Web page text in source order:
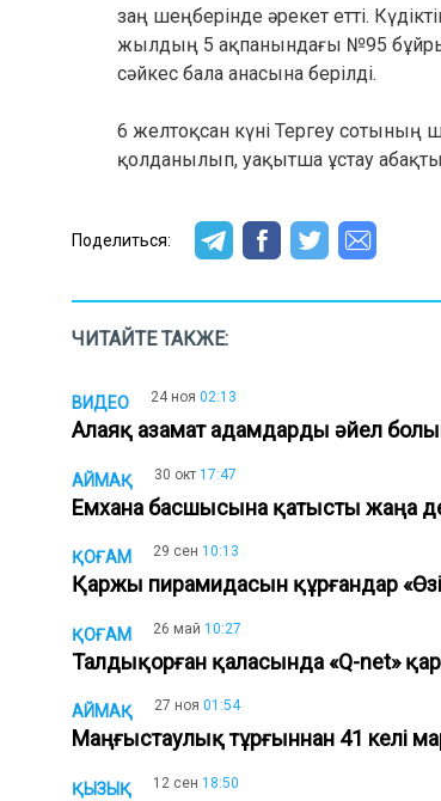
заң шеңберінде әрекет етті.
жылдың 5 ақпанындағы №95
сәйкес бала анасына берілді.
6 желтоқсан күні Тергеу сотының
қолданылып, уақытша ұстау
Поделиться:
ЧИТАЙТЕ ТАКЖЕ:
ВИДЕО 24 ноя 02:13
Алаяқ азамат адамдарды әйел
АЙМАҚ 30 окт 17:47
Емхана басшысына қатысты жаңа
ҚОҒАМ 29 сен 10:13
Қаржы пирамидасын құрғандар
ҚОҒАМ 26 май 10:27
Талдықорған қаласында «Q-net»
АЙМАҚ 27 ноя 01:54
Маңғыстаулық тұрғыннан 41 келі
ҚЫЗЫҚ 12 сен 18:50